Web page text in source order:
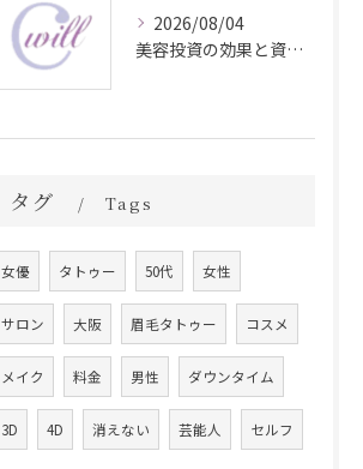
2026/08/04
美容投資の効果と資産価値の解説
タグ Tags
女優 タトゥー 50代 女性
サロン 大阪 眉毛タトゥー コスメ
メイク 料金 男性 ダウンタイム
3D 4D 消えない 芸能人 セルフ